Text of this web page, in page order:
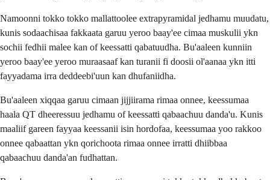
Namoonni tokko tokko mallattoolee extrapyramidal jedhamu muudatu,
kunis sodaachisaa fakkaata garuu yeroo baay'ee cimaa muskulii ykn
sochii fedhii malee kan of keessatti qabatuudha. Bu'aaleen kunniin
yeroo baay'ee yeroo muraasaaf kan turanii fi doosii ol'aanaa ykn itti
fayyadama irra deddeebi'uun kan dhufaniidha.
Bu'aaleen xiqqaa garuu cimaan jijjiirama rimaa onnee, keessumaa
haala QT dheeressuu jedhamu of keessatti qabaachuu danda'u. Kunis
maaliif gareen fayyaa keessanii isin hordofaa, keessumaa yoo rakkoo
onnee qabaattan ykn qorichoota rimaa onnee irratti dhiibbaa
qabaachuu danda'an fudhattan.